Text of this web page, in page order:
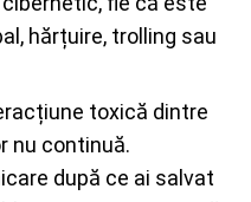
hărțuire, trolling sau
toxică dintre
nu continuă.
după ce ai salvat